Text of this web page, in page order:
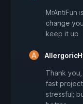
MrAntiFun
change
keep it up
Thank
fast
stressful;